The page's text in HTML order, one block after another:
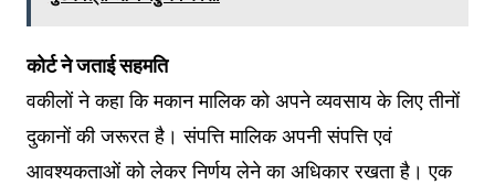
कोर्ट ने जताई सहमति
वकीलों ने कहा कि मकान मालिक को अपने व्यवसाय के लिए तीनों
दुकानों की जरूरत है। संपत्ति मालिक अपनी संपत्ति एवं
आवश्यकताओं को लेकर निर्णय लेने का अधिकार रखता है। एक